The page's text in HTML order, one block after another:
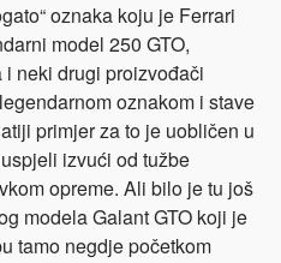
oznaka koju je Ferrari
model 250 GTO,
neki drugi proizvođači
oznakom i stave
primjer za to je uobličen u
izvući od tužbe
opreme. Ali bilo je tu još
modela Galant GTO koji je
tamo negdje početkom